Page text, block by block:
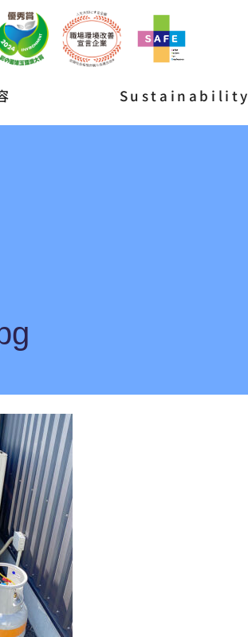
Sustainability